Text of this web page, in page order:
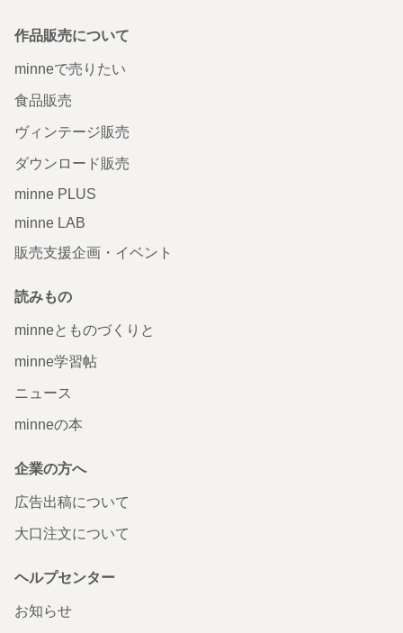
作品販売について
minneで売りたい
食品販売
ヴィンテージ販売
ダウンロード販売
minne PLUS
minne LAB
販売支援企画・イベント
読みもの
minneとものづくりと
minne学習帖
ニュース
minneの本
企業の方へ
広告出稿について
大口注文について
ヘルプセンター
お知らせ